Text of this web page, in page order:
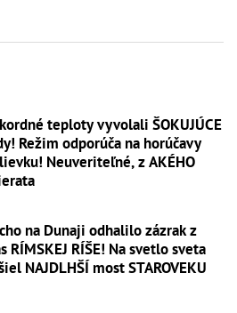
teploty vyvolali ŠOKUJÚCE
Režim odporúča na horúčavy
Neuveriteľné, z AKÉHO
na Dunaji odhalilo zázrak z
RÍMSKEJ RÍŠE! Na svetlo sveta
NAJDLHŠÍ most STAROVEKU